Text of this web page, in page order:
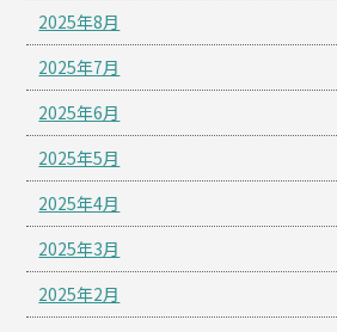
2025年8月
2025年7月
2025年6月
2025年5月
2025年4月
2025年3月
2025年2月